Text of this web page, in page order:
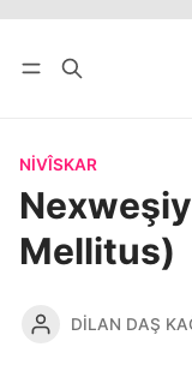
bişopîne
NIVÎSKAR
Mellitus)
DILAN DAŞ